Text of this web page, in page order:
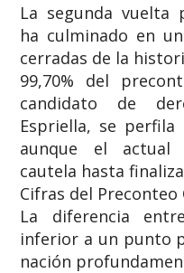
​La segunda vuelta
ha culminado en
cerradas de la
99,70% del
candidato de
Espriella, se
aunque el actual
cautela hasta
​Cifras del Preconteo
​La diferencia
inferior a un punto
nación